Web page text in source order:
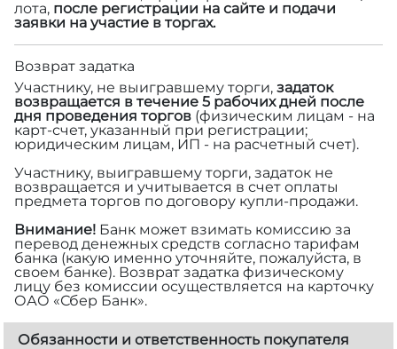
лота, после регистрации на сайте и подачи
заявки на участие в торгах.
Возврат задатка
Участнику, не выигравшему торги, задаток
возвращается в течение 5 рабочих дней после
дня проведения торгов (физическим лицам - на
карт-счет, указанный при регистрации;
юридическим лицам, ИП - на расчетный счет).
Участнику, выигравшему торги, задаток не
возвращается и учитывается в счет оплаты
предмета торгов по договору купли-продажи.
Внимание! Банк может взимать комиссию за
перевод денежных средств согласно тарифам
банка (какую именно уточняйте, пожалуйста, в
своем банке). Возврат задатка физическому
лицу без комиссии осуществляется на карточку
ОАО «Сбер Банк».
Обязанности и ответственность покупателя